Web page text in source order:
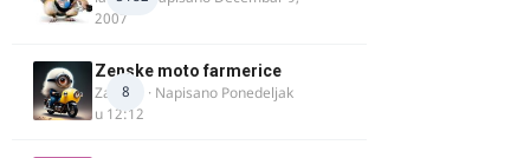
2007
8
Zenske moto farmerice
Zarkela · Napisano Ponedeljak
u 12:12